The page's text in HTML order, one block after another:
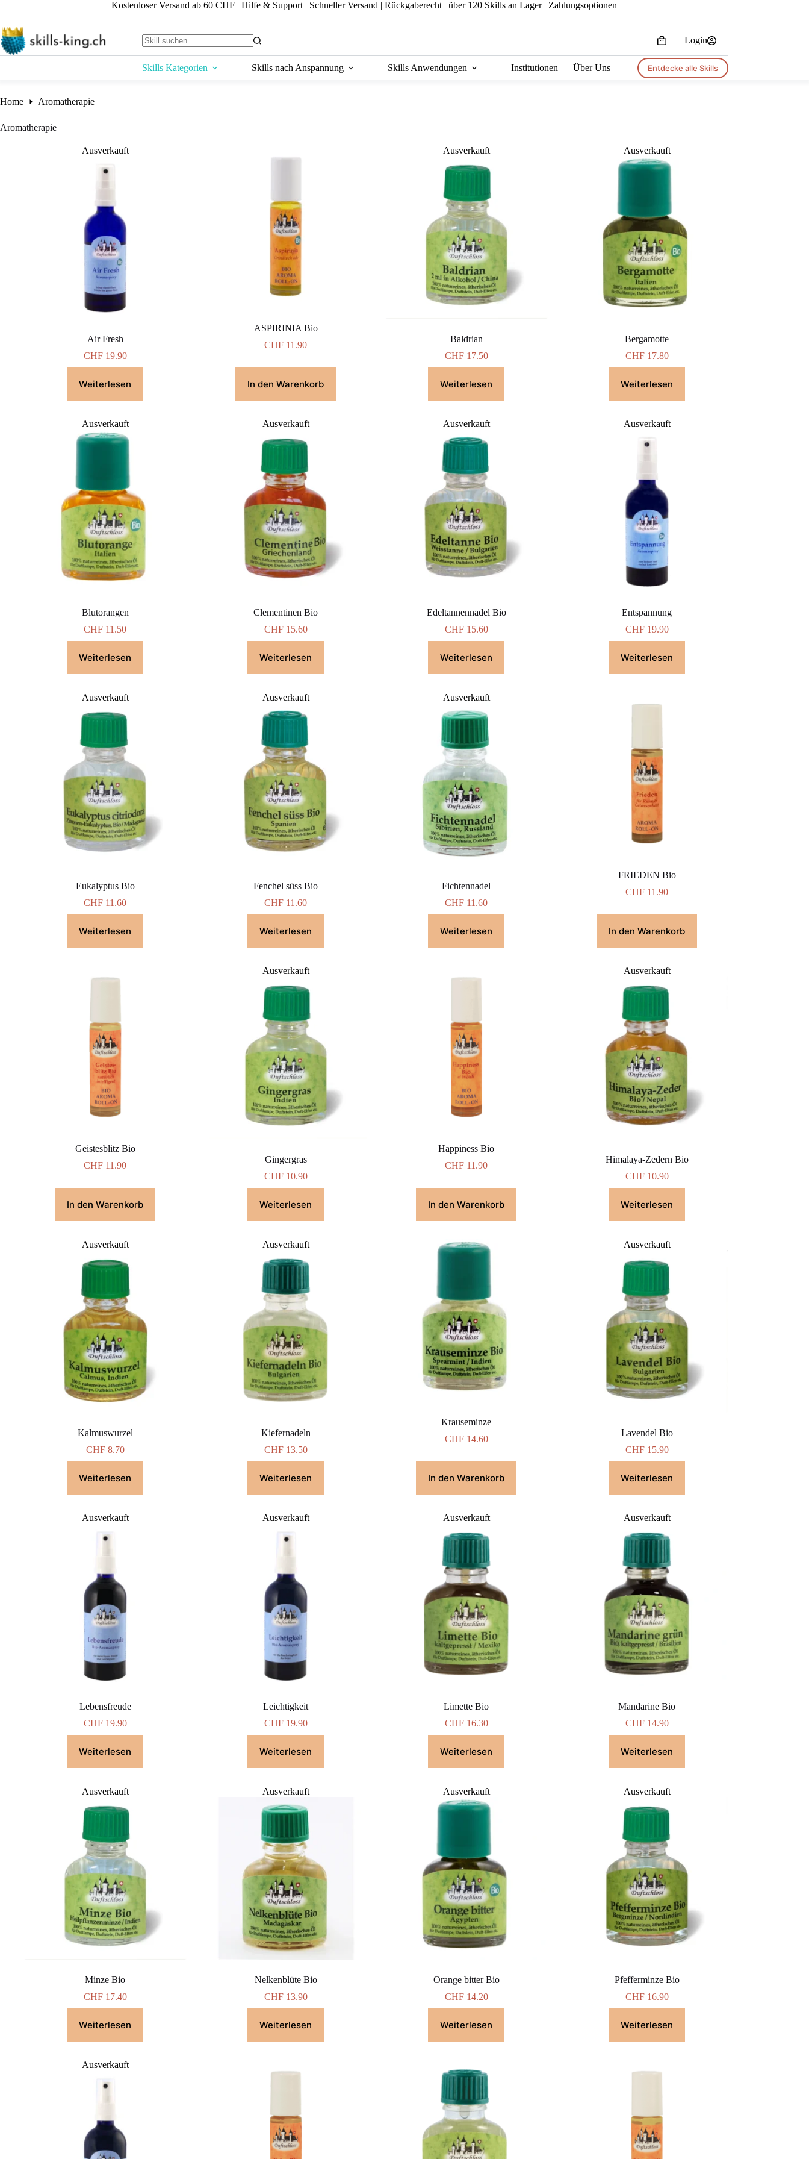
content
Kostenloser Versand ab 60 CHF| Hilfe & Support| Schneller Versand | Rückgaberecht | über 120 Skills an Lager | Zahlungsoptionen
results
Shopping
cart
Login
Skills Kategorien Skills nach Anspannung Skills Anwendungen Institutionen Über Uns Entdecke alle Skills
Home Aromatherapie
Aromatherapie
Ausverkauft
Air Fresh
CHF19.90
Weiterlesen
ASPIRINIA Bio
CHF 11.90
In den Warenkorb
Ausverkauft
Baldrian
CHF17.50
Weiterlesen
Ausverkauft
Bergamotte
CHF17.80
Weiterlesen
Ausverkauft
Blutorangen
CHF 11.50
Weiterlesen
Ausverkauft
Clementinen Bio
CHF15.60
Weiterlesen
Ausverkauft
Edeltannennadel Bio
CHF15.60
Weiterlesen
Ausverkauft
Entspannung
CHF19.90
Weiterlesen
Ausverkauft
Eukalyptus Bio
CHF 11.60
Weiterlesen
Ausverkauft
Fenchel süss Bio
CHF 11.60
Weiterlesen
Ausverkauft
Fichtennadel
CHF 11.60
Weiterlesen
FRIEDEN Bio
CHF 11.90
In den Warenkorb
Geistesblitz Bio
CHF 11.90
In den Warenkorb
Ausverkauft
Gingergras
CHF10.90
Weiterlesen
Happiness Bio
CHF 11.90
In den Warenkorb
Ausverkauft
Himalaya-Zedern Bio
CHF10.90
Weiterlesen
Ausverkauft
Kalmuswurzel
CHF8.70
Weiterlesen
Ausverkauft
Kiefernadeln
CHF13.50
Weiterlesen
Krauseminze
CHF14.60
In den Warenkorb
Ausverkauft
Lavendel Bio
CHF15.90
Weiterlesen
Ausverkauft
Lebensfreude
CHF19.90
Weiterlesen
Ausverkauft
Leichtigkeit
CHF19.90
Weiterlesen
Ausverkauft
Limette Bio
CHF16.30
Weiterlesen
Ausverkauft
Mandarine Bio
CHF14.90
Weiterlesen
Ausverkauft
Minze Bio
CHF17.40
Weiterlesen
Ausverkauft
Nelkenblüte Bio
CHF13.90
Weiterlesen
Ausverkauft
Orange bitter Bio
CHF14.20
Weiterlesen
Ausverkauft
Pfefferminze Bio
CHF16.90
Weiterlesen
Ausverkauft